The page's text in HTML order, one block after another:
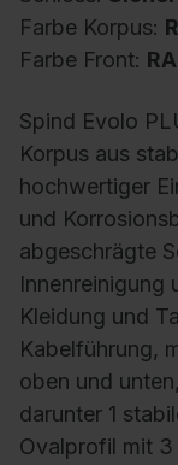
Farbe Korpus:
Farbe Front:
Spind Evolo
Korpus aus
hochwertiger
und
abgeschrägte
Innenreinigung
Kleidung und
Kabelführung,
oben und
darunter 1
Ovalprofil mit